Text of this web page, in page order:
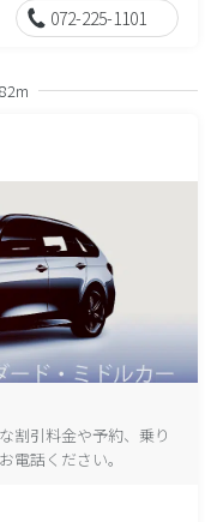
072-225-1101
割引料金や予約、乗り
電話ください。